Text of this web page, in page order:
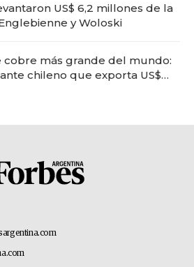
US$ 6,2 millones de la
y Woloski
cobre más grande del mundo:
chileno que exporta US$